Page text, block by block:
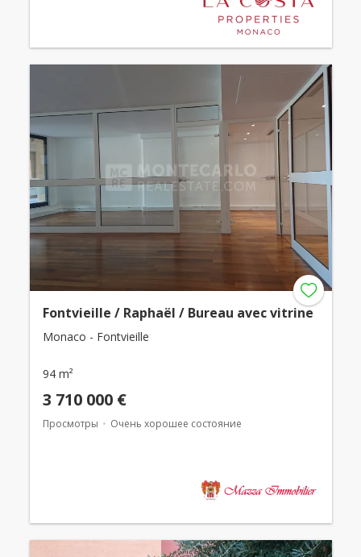
Fontvieille / Raphaël / Bureau avec vitrine
Monaco - Fontvieille
94 m²
3 710 000 €
Просмотры Очень хорошее состояние